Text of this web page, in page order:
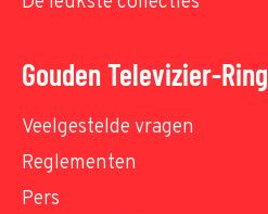
Gouden Televizier-Ring
Veelgestelde vragen
Reglementen
Pers